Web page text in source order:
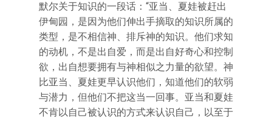
默尔关于知识的一段话：“亚当、夏娃被赶出
伊甸园，是因为他们伸出手摘取的知识所属的
类型，是不相信神、排斥神的知识。他们求知
的动机，不是出自爱，而是出自好奇心和控制
欲，出自想要拥有与神相似之力量的欲望。神
比亚当、夏娃更早认识他们，知道他们的软弱
与潜力，但他们不把这当一回事。亚当和夏娃
不肯以自己被认识的方式来认识自己，以至于